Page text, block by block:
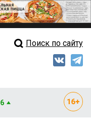
Свежий выпускПоиск по сайту